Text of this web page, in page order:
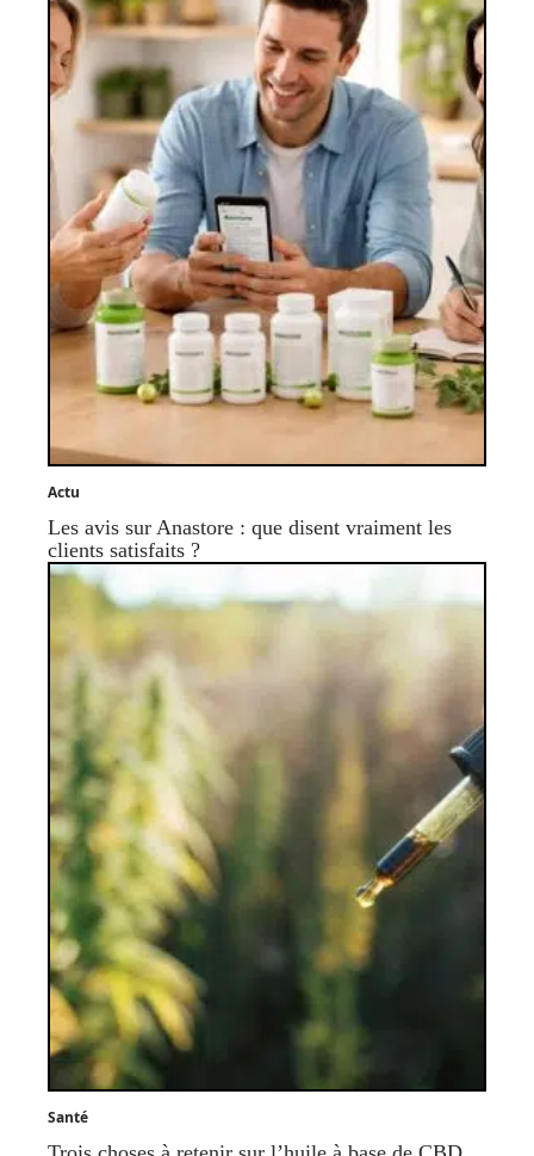
Actu
Les avis sur Anastore : que disent vraiment les
clients satisfaits ?
Santé